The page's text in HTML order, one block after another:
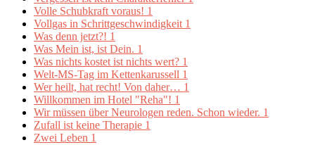
Volle Schubkraft voraus! 1
Vollgas in Schrittgeschwindigkeit 1
Was denn jetzt?! 1
Was Mein ist, ist Dein. 1
Was nichts kostet ist nichts wert? 1
Welt-MS-Tag im Kettenkarussell 1
Wer heilt, hat recht! Von daher… 1
Willkommen im Hotel "Reha"! 1
Wir müssen über Neurologen reden. Schon wieder. 1
Zufall ist keine Therapie 1
Zwei Leben 1